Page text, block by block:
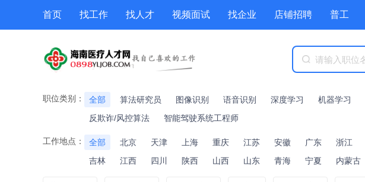
首页 找工作 找人才 视频面试 找企业 店铺招聘 普工
商城 附近职位
职位类别： 全部 算法研究员 图像识别 语音识别 深度学习 机器学习
反欺诈/风控算法
智能驾驶系统工程师
工作地点： 全部 北京 天津 上海 重庆 江苏 安徽 广东 浙江
吉林
江西 四川 陕西 山西 山东 青海 宁夏 内蒙古